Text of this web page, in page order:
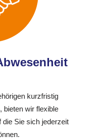
kurzfristig
bieten wir flexible
die Sie sich jederzeit